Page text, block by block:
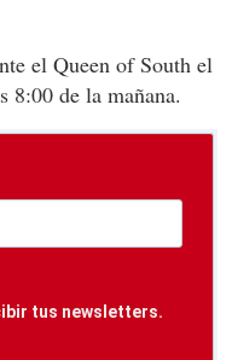
el Queen of South el
8:00 de la mañana.
tus newsletters.